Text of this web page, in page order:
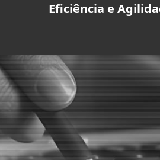
Eficiência e